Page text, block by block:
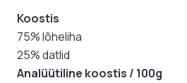
Koostis
75% lõheliha
25% datlid
Analüütiline koostis / 100g